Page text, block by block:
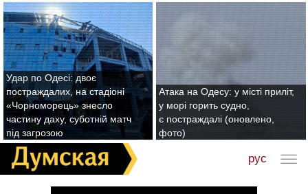
Удар по Одесі: двоє
постраждалих, на стадіоні
«Чорноморець» знесло
частину даху, суботній матч
під загрозою
Атака на Одесу: у місті приліт,
у морі горить судно,
є постраждалі (оновлено,
фото)
рус